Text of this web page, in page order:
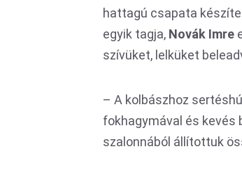
hattagú csapata
egyik tagja, Novák Imre
szívüket, lelküket
– A kolbászhoz
fokhagymával és kevés
szalonnából állítottuk